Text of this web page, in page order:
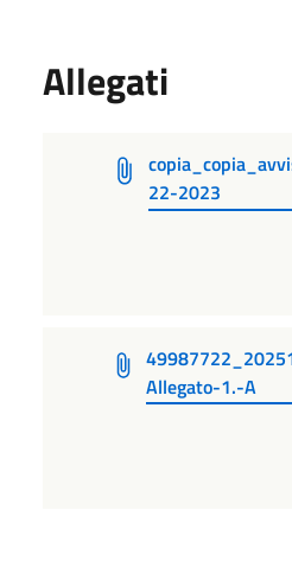
Allegati
22-2023
Allegato-1.-A